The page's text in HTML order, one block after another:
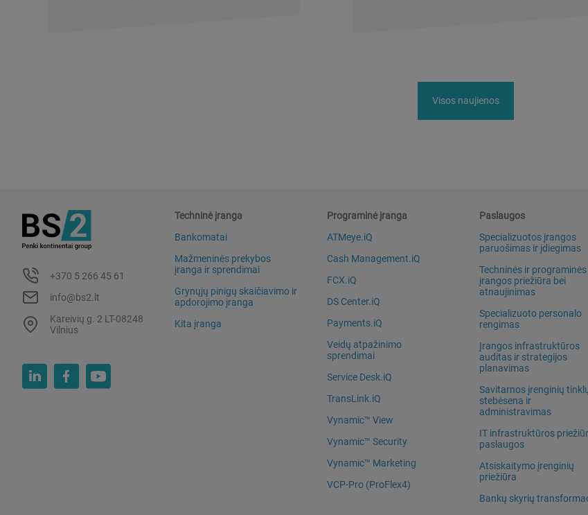
Visos naujienos
+370 5 266 45 61
info@bs2.lt
Kareivių g. 2 LT-08248
Vilnius
Techninė įranga
Bankomatai
Mažmeninės prekybos
įranga ir sprendimai
Grynųjų pinigų skaičiavimo ir
apdorojimo įranga
Kita įranga
Programinė įranga
ATMeye.iQ
Cash Management.iQ
FCX.iQ
DS Center.iQ
Payments.iQ
Veidų atpažinimo
sprendimai
Service Desk.iQ
TransLink.iQ
Vynamic™ View
Vynamic™ Security
Vynamic™ Marketing
VCP-Pro (ProFlex4)
Paslaugos
Specializuotos įrangos
paruošimas ir įdiegimas
Techninės ir programinės
įrangos priežiūra bei
atnaujinimas
Specializuoto personalo
rengimas
Įrangos infrastruktūros
auditas ir strategijos
planavimas
Savitarnos įrenginių
stebėsena ir
administravimas
IT infrastruktūros
paslaugos
Atsiskaitymo įrenginių
priežiūra
Bankų skyrių